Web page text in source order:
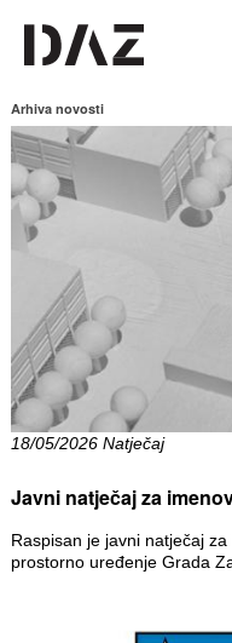
Arhiva novosti
18/05/2026 Natječaj
Javni natječaj za
Raspisan je javni natječaj
prostorno uređenje Grada